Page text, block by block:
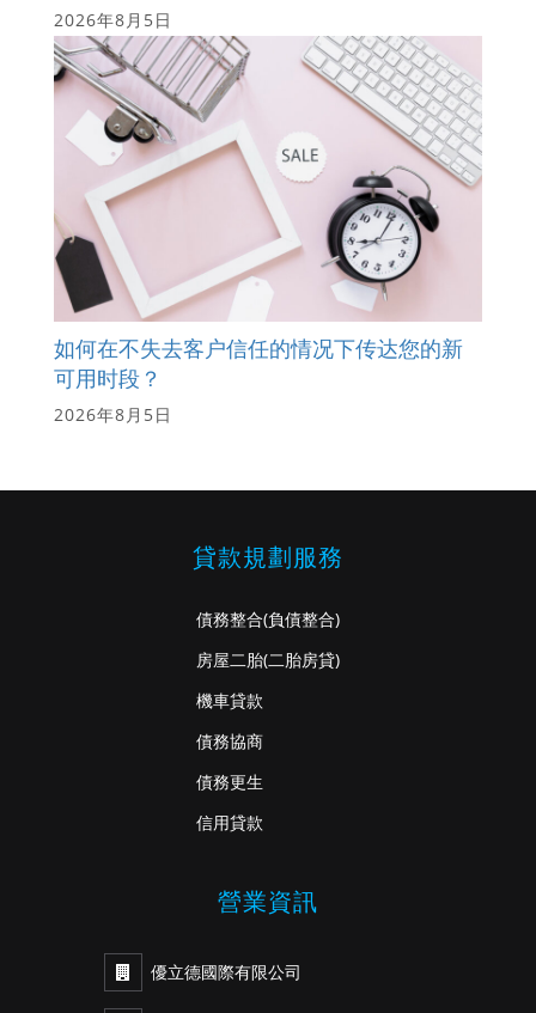
2026年8月5日
如何在不失去客户信任的情况下传达您的新
可用时段？
2026年8月5日
貸款規劃服務
債務整合(負債整合)
房屋二胎(二胎房貸)
機車貸款
債務協商
債務更生
信用貸款
營業資訊
優立德國際有限公司